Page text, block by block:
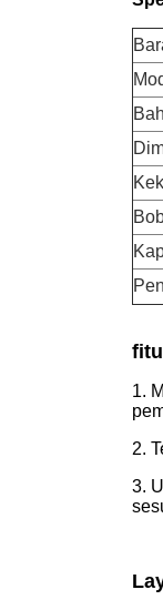
1.
2.
3.